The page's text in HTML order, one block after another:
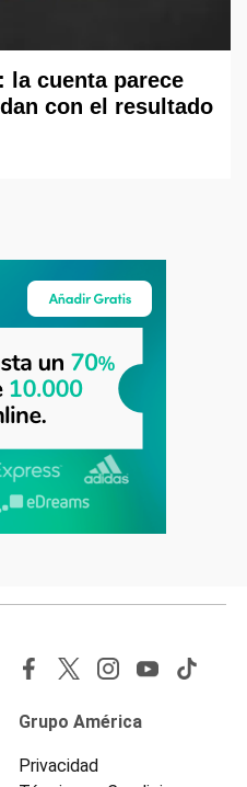
la cuenta parece
con el resultado
Grupo América
Privacidad